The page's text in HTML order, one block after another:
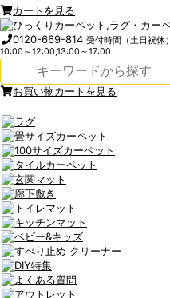
カートを見る
0120-669-814受付時間（土日祝休）
10:00～12:00,13:00～17:00
お買い物カートを見る